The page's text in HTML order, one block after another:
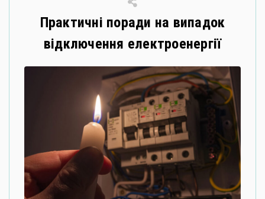
Практичні поради на випадок
відключення електроенергії